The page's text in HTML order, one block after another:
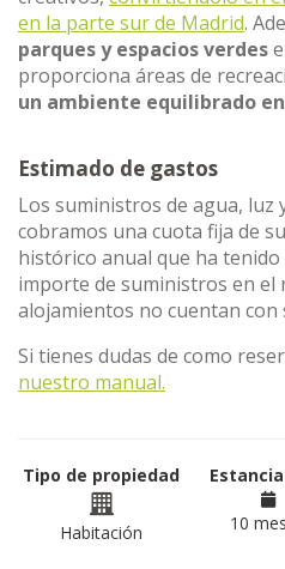
en la parte sur de Madrid.
parques y espacios verdes
proporciona áreas de
un ambiente equilibrado
Estimado de gastos
Los suministros de agua, luz
cobramos una cuota fija de
histórico anual que ha
importe de suministros en el
alojamientos no cuentan con
Si tienes dudas de como
nuestro manual.
Tipo de propiedad
Habitación 10